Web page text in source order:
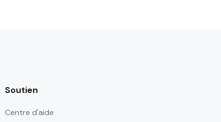
Soutien
Centre d'aide